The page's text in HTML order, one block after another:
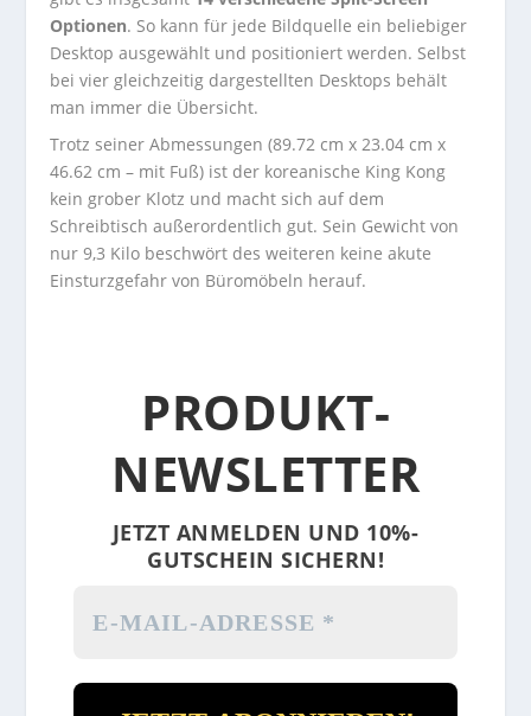
Optionen. So kann für jede Bildquelle ein beliebiger
Desktop ausgewählt und positioniert werden. Selbst
bei vier gleichzeitig dargestellten Desktops behält
man immer die Übersicht.
Trotz seiner Abmessungen (89.72 cm x 23.04 cm x
46.62 cm – mit Fuß) ist der koreanische King Kong
kein grober Klotz und macht sich auf dem
Schreibtisch außerordentlich gut. Sein Gewicht von
nur 9,3 Kilo beschwört des weiteren keine akute
Einsturzgefahr von Büromöbeln herauf.
PRODUKT-
NEWSLETTER
JETZT ANMELDEN UND 10%-
GUTSCHEIN SICHERN!